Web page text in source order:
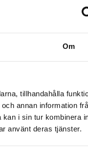
Om
tillhandahålla
annan information
i sin tur kombinera
använt deras tjänster.
Guld
2
P
0.70
4-prong brilliant
0.100